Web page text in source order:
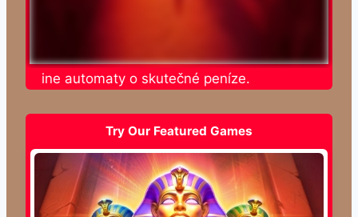
automaty o skutečné peníze.
Try Our Featured Games